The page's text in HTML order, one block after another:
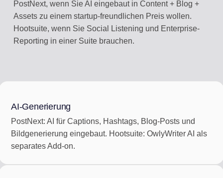
PostNext, wenn Sie AI eingebaut in Content + Blog +
Assets zu einem startup-freundlichen Preis wollen.
Hootsuite, wenn Sie Social Listening und Enterprise-
Reporting in einer Suite brauchen.
AI-Generierung
PostNext: AI für Captions, Hashtags, Blog-Posts und
Bildgenerierung eingebaut. Hootsuite: OwlyWriter AI als
separates Add-on.